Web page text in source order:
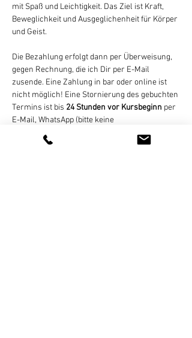
mit Spaß und Leichtigkeit. Das Ziel ist Kraft,
Beweglichkeit und Ausgeglichenheit für Körper
und Geist.
Die Bezahlung erfolgt dann per Überweisung,
gegen Rechnung, die ich Dir per E-Mail
zusende. Eine Zahlung in bar oder online ist
nicht möglich! Eine Stornierung des gebuchten
Termins ist bis 24 Stunden vor Kursbeginn per
E-Mail, WhatsApp (bitte keine
Sprachnachrichten), SMS, oder Telefon
kostenlos möglich. Bei zu später Absage oder